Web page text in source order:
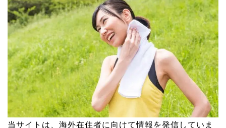
当サイトは、海外在住者に向けて情報を発信していま